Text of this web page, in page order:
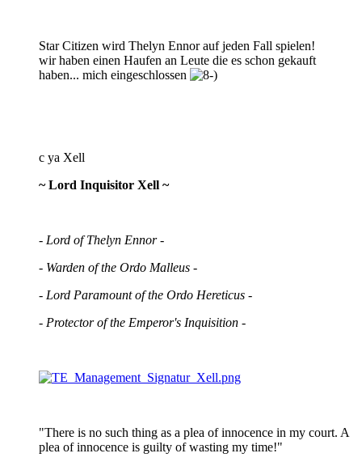
Star Citizen wird Thelyn Ennor auf jeden Fall spielen!
wir haben einen Haufen an Leute die es schon gekauft
haben... mich eingeschlossen
c ya Xell
~ Lord Inquisitor Xell ~
- Lord of Thelyn Ennor -
- Warden of the Ordo Malleus -
- Lord Paramount of the Ordo Hereticus -
- Protector of the Emperor's Inquisition -
"There is no such thing as a plea of innocence in my court. A
plea of innocence is guilty of wasting my time!"